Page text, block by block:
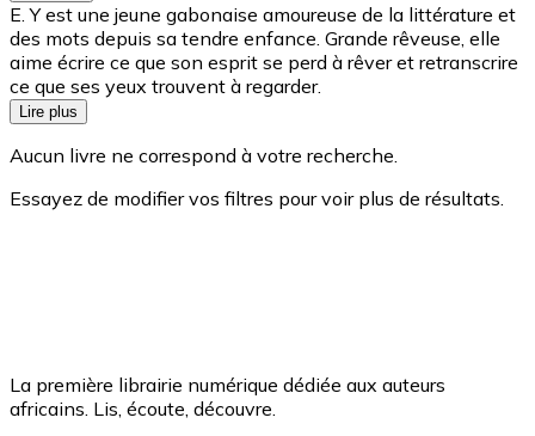
E. Y est une jeune gabonaise amoureuse de la littérature et
des mots depuis sa tendre enfance. Grande rêveuse, elle
aime écrire ce que son esprit se perd à rêver et retranscrire
ce que ses yeux trouvent à regarder.
Lire plus
Aucun livre ne correspond à votre recherche.
Essayez de modifier vos filtres pour voir plus de résultats.
La première librairie numérique dédiée aux auteurs
africains. Lis, écoute, découvre.